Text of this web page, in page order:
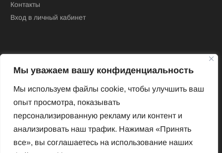
Мы уважаем вашу конфиденциальность
Мы используем файлы cookie, чтобы улучшить ваш
опыт просмотра, показывать
персонализированную рекламу или контент и
анализировать наш трафик. Нажимая «Принять
все», вы соглашаетесь на использование наших
Контакты
Вход в личный кабинет
Новый Венский журнал
Архив номеров
Impressum